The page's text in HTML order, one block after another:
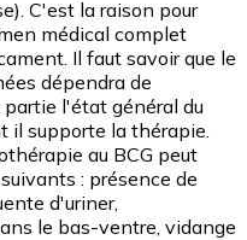
C'est la raison pour
médical complet
Il faut savoir que le
dépendra de
l'état général du
il supporte la thérapie.
au BCG peut
: présence de
d'uriner,
le bas-ventre, vidange